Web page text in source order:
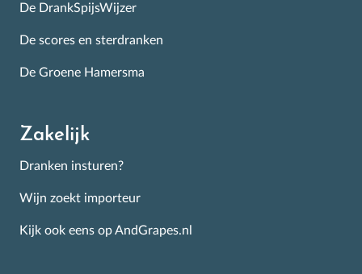
De DrankSpijsWijzer
De scores en sterdranken
De Groene Hamersma
Zakelijk
Dranken insturen?
Wijn zoekt importeur
Kijk ook eens op AndGrapes.nl